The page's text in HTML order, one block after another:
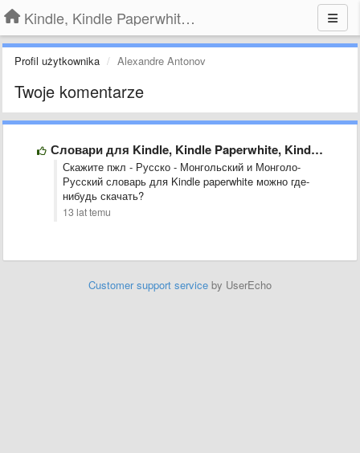
Kindle, Kindle Paperwhite, Kindle Voyage
Profil użytkownika Alexandre Antonov
Twoje komentarze
Словари для Kindle, Kindle Paperwhite, Kindle Keyboard
Скажите пжл - Русско - Монгольский и Монголо-
Русский словарь для Kindle paperwhite можно где-
нибудь скачать?
13 lat temu
Customer support service by UserEcho